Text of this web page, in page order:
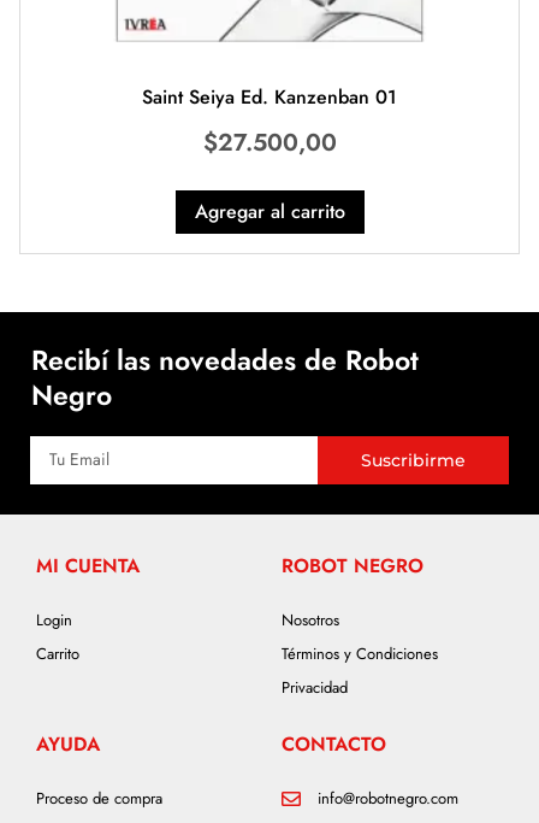
Saint Seiya Ed. Kanzenban 01
$27.500,00
Agregar al carrito
Recibí las novedades de Robot
Negro
Suscribirme
MI CUENTA
Login
Carrito
ROBOT NEGRO
Nosotros
Términos y Condiciones
Privacidad
AYUDA
Proceso de compra
CONTACTO
info@robotnegro.com